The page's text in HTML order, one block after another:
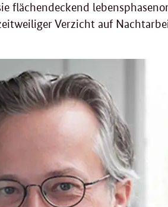
flächendeckend
Verzicht auf